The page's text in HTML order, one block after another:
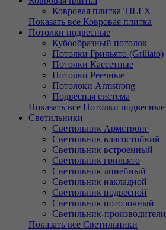
Ковровая плитка TILEX
Показать все Ковровая плитка
Потолки подвесные
Кубообразный потолок
Потолки Грильято (Griliato)
Потолки Кассетные
Потолки Реечные
Потолоки Armstrong
Подвесная система
Показать все Потолки подвесные
Светильники
Светильник Армстронг
Светильник влагостойкий
Светильник встроенный
Светильник грильято
Светильник линейный
Светильник накладной
Светильник подвесной
Светильник потолочный
Светильник-производители
Показать все Светильники